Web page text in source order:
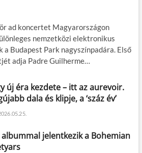
ad koncertet Magyarországon
nemzetközi elektronikus
a Budapest Park nagyszínpadára. Első
adja Padre Guilherme…
új éra kezdete – itt az aurevoir.
dala és klipje, a ‘száz év’
albummal jelentkezik a Bohemian